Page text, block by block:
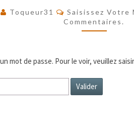
L’AG
ORDINAIRE
DU
2023
Toqueur31 Commentaires
Saisissez Votre
Commentaires.
mot de passe. Pour le voir, veuillez